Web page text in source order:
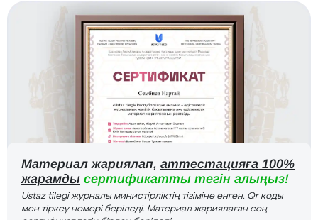
Материал жариялап, аттестацияға 100%
жарамды сертификатты тегін алыңыз!
Ustaz tilegi журналы министірліктің тізіміне енген. Qr коды
мен тіркеу номері беріледі. Материал жариялаған соң